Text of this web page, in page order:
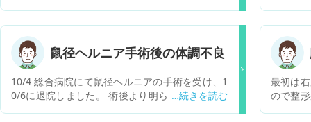
歩行も10分程度がやっとで､歩行してると血流も
滞っている感じがします｡そのせいなのか，左手
の静脈怒張も酷くて痛みも出てきます｡ 何か椎間
板症やヘルニア以外に考えられる疾患ってありま
すか？ リリカ，ディロキシチン､タリージェの服
用してますが効果が感じられません。 日常生活が
ので異
で米粒
す。 悪
なみに
増えは
g）
鼠径ヘルニア手術後の体調不良
10/4 総合病院にて鼠径ヘルニアの手術を受け、1
0/6に退院しました。 術後より明らかな発熱は無
最初は
ので整